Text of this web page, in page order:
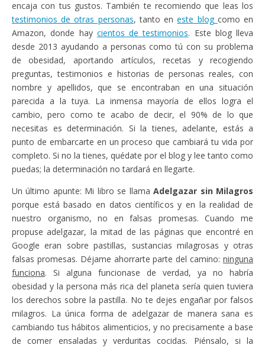
encaja con tus gustos. También te recomiendo que leas los
testimonios de otras personas, tanto eneste blog como en
Amazon, donde hay cientos de testimonios. Este blog lleva
desde 2013 ayudando a personas como tú con su problema
de obesidad, aportando artículos, recetas y recogiendo
preguntas, testimonios e historias de personas reales, con
nombre y apellidos, que se encontraban en una situación
parecida a la tuya. La inmensa mayoría de ellos logra el
cambio, pero como te acabo de decir, el 90% de lo que
necesitas es determinación. Si la tienes, adelante, estás a
punto de embarcarte en un proceso que cambiará tu vida por
completo. Si no la tienes, quédate por el blog y lee tanto como
puedas; la determinación no tardará en llegarte.
Un último apunte: Mi libro se llamaAdelgazar sin Milagros
porque está basado en datos científicos y en la realidad de
nuestro organismo, no en falsas promesas. Cuando me
propuse adelgazar, la mitad de las páginas que encontré en
Google eran sobre pastillas, sustancias milagrosas y otras
falsas promesas. Déjame ahorrarte parte del camino: ninguna
funciona. Si alguna funcionase de verdad, ya no habría
obesidad y la persona más rica del planeta sería quien tuviera
los derechos sobre la pastilla. No te dejes engañar por falsos
milagros. La única forma de adelgazar de manera sana es
cambiando tus hábitos alimenticios, y no precisamente a base
de comer ensaladas y verduritas cocidas. Piénsalo, si la